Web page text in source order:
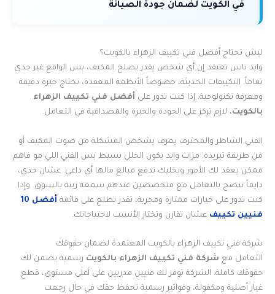
في الكويت لضمان جودة الصيانة
ليش تحتاج أفضل فني تكييف الزهراء بالكويت؟
وايد ناس تعتقد إن أي شخص يقدر يصلح المكيف، بس الواقع غير جذي
تماماً. التكييفات الحديثة، خصوصاً الأنظمة المعقدة، تحتاج خبرة دقيقة
ومعرفة تكنولوجية. إذا كنت تدور على أفضل فني تكييف الزهراء
بالكويت، لازم تركز على الجودة والخبرة والمصداقية في التعامل.
الفني الشاطر والمحترف يعرف يشخص المشكلة من صوت المكيف أو
من طريقة تبريده. مرات وايد يكون الخلل بسيط بس الفني اللي مو فاهم
ممكن يعقد لك الأمور ويخليك تدفع مبالغ مالها أي داعي. عشان جذي،
دايماً ننصح بالتعامل مع متخصصين عندهم سمعة زينة بالسوق. وإذا
كنت تدور على خيارات ممتازة ومجربة، تقدر تطلع على قائمة
أفضل 10
فنيين تكييف عشان تقارن وتختار الأنسب لاحتياجاتك.
شركة فني تكييف الزهراء بالكويت المعتمدة لضمان حقوقك
التعامل مع شركة فني تكييف الزهراء بالكويت رسمية يضمن لك
حقوقك كاملة. الشركة توفر لك فنيين مدربين على أعلى مستوى، قطع
غيار أصلية ومكفولة، وفواتير رسمية تحفظ حقك في حال رجعت